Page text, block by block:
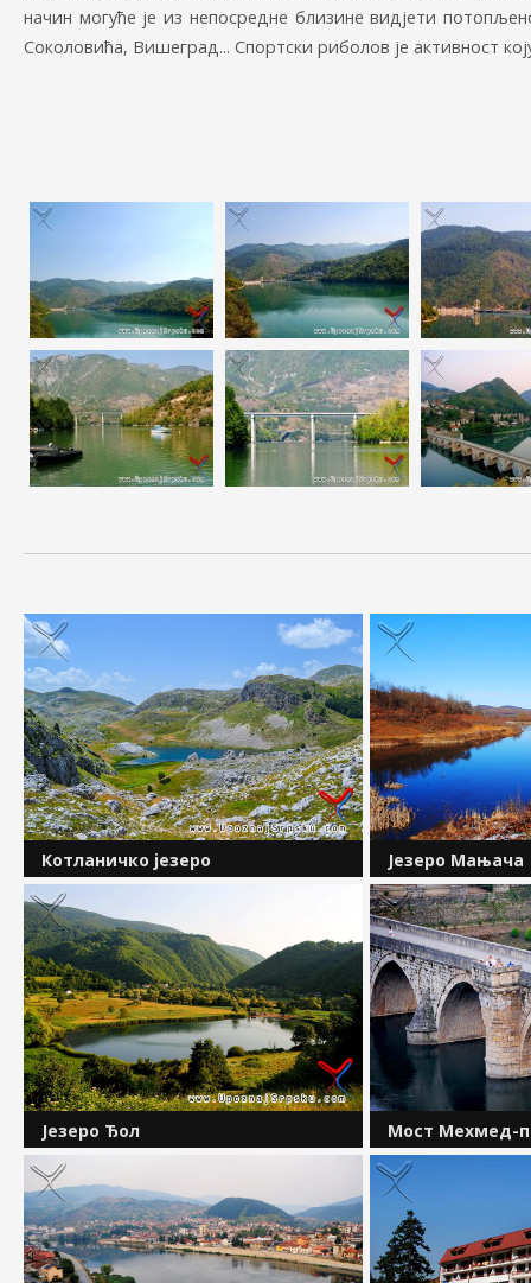
начин могуће је из непосредне близине видјети
Соколовића, Вишеград... Спортски риболов је активност
Котланичко језеро
Котланичко језеро налази се у срцу
планине Зеленгоре. Ледничког је
поријекла и смјештено је на
надморској висини од 1528 метара.
Дужина језера износи 440, а...
Језеро Мањача
У непосредној
економије а
унапређење и
полигона на
се вјештачко
површине 3,4
Језеро Ђол
У долини ријеке Пливе, непосредно
уз њену десну обалу а испод планине
Отомаљ, смјештено је језеро Ђол.
Чине га Велики Ђол и Мали Ђол који су
Мост Мехмед-
Најзначајнији
Репубилике
баштина, ремек
инспирација